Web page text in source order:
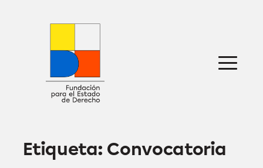
Sobre nosotros
Defensa jurídica
Prensa
Etiqueta: Convocatoria